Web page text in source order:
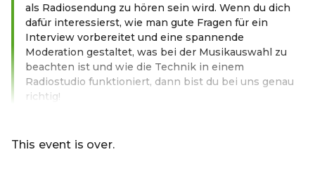
als Radiosendung zu hören sein wird. Wenn du dich
dafür interessierst, wie man gute Fragen für ein
Interview vorbereitet und eine spannende
Moderation gestaltet, was bei der Musikauswahl zu
beachten ist und wie die Technik in einem
Radiostudio funktioniert, dann bist du bei uns genau
richtig!
This event is over.